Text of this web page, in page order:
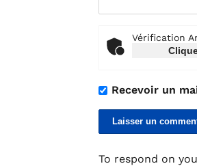
Vérification
Recevoir un
To respond on